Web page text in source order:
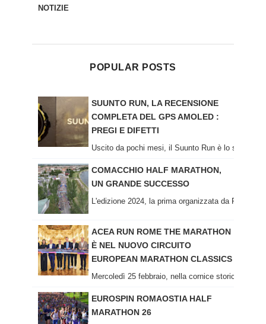
NOTIZIE
POPULAR POSTS
SUUNTO RUN, LA RECENSIONE
COMPLETA DEL GPS AMOLED :
PREGI E DIFETTI
Uscito da pochi mesi, il Suunto Run è lo
COMACCHIO HALF MARATHON,
UN GRANDE SUCCESSO
L'edizione 2024, la prima organizzata da
ACEA RUN ROME THE MARATHON
È NEL NUOVO CIRCUITO
EUROPEAN MARATHON CLASSICS
Mercoledì 25 febbraio, nella cornice storica del
EUROSPIN ROMAOSTIA HALF
MARATHON 26